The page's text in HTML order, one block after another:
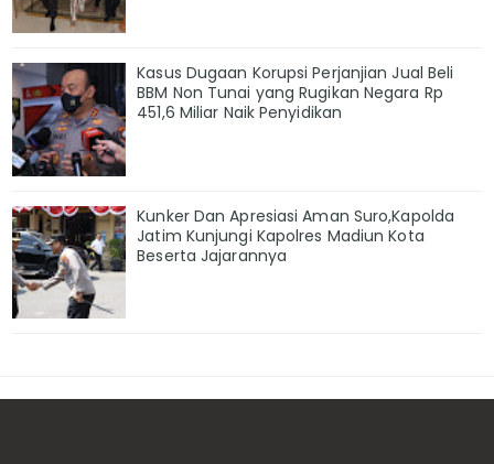
Kasus Dugaan Korupsi Perjanjian Jual Beli
BBM Non Tunai yang Rugikan Negara Rp
451,6 Miliar Naik Penyidikan
Kunker Dan Apresiasi Aman Suro,Kapolda
Jatim Kunjungi Kapolres Madiun Kota
Beserta Jajarannya